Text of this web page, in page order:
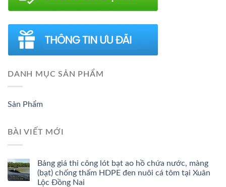
DANH MỤC SẢN PHẨM
Sản Phẩm
BÀI VIẾT MỚI
Bảng giá thi công lót bạt ao hồ chứa nước, màng
(bạt) chống thấm HDPE đen nuôi cá tôm tại Xuân
Lộc Đồng Nai